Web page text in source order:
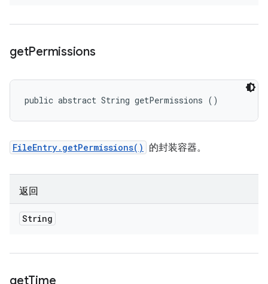
getPermissions
public abstract String getPermissions ()
FileEntry.getPermissions() 的封装容器。
返回
String
getTime